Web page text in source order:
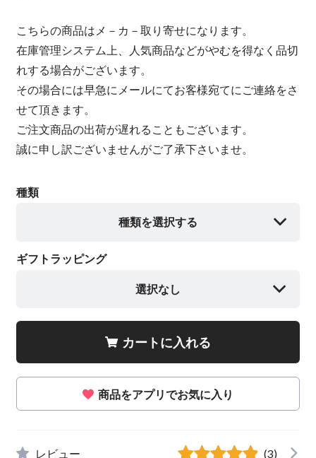
こちらの商品はメ－カ－取り寄せになります。
在庫管理システム上、人気商品などがやむを得なく品切
れする場合がございます。
その場合には早急にメールにてお客様宛てにご連絡をさ
せて頂きます。
ご注文商品の出荷が遅れることもございます。
誠に申し訳ございませんがご了承下さいませ。
種類
種類を選択する
ギフトラッピング
選択なし
カートに入れる
商品をアプリでお気に入り
レビュー (3)